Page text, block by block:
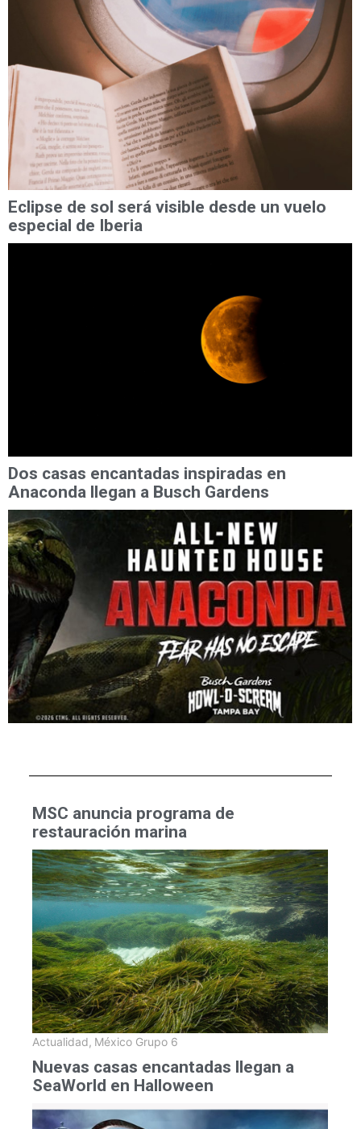
Eclipse de sol será visible desde un vuelo
especial de Iberia
Dos casas encantadas inspiradas en
Anaconda llegan a Busch Gardens
MSC anuncia programa de
restauración marina
Actualidad, México Grupo 6
Nuevas casas encantadas llegan a
SeaWorld en Halloween